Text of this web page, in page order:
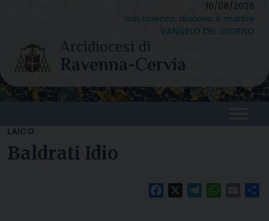
content
10/08/2026
San Lorenzo, diacono e martire
VANGELO DEL GIORNO
LAICO
Baldrati Idio
FacebookTelegramEmail